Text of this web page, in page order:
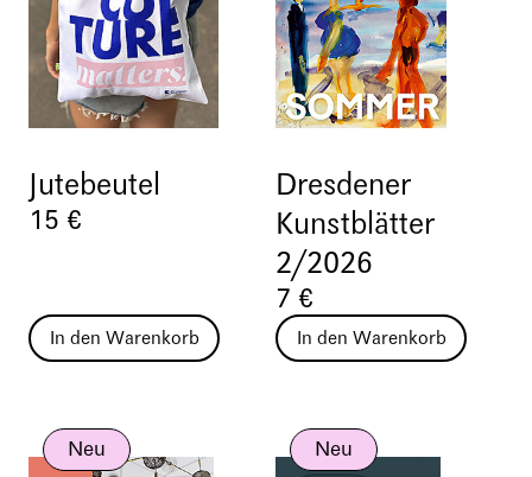
Jutebeutel
15 €
In den Warenkorb
Dresdener
Kunstblätter
2/2026
7 €
In den Warenkorb
Neu Neu